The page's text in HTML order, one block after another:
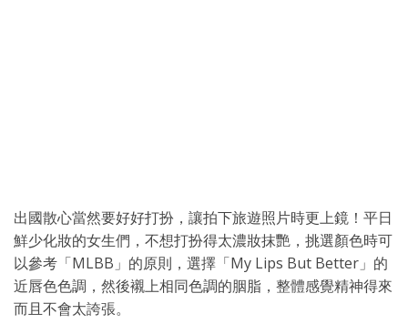
出國散心當然要好好打扮，讓拍下旅遊照片時更上鏡！平日
鮮少化妝的女生們，不想打扮得太濃妝抹艷，挑選顏色時可
以參考「MLBB」的原則，選擇「My Lips But Better」的
近唇色色調，然後襯上相同色調的胭脂，整體感覺精神得來
而且不會太誇張。